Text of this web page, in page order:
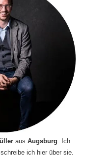
aus Augsburg. Ich
ich hier über sie.